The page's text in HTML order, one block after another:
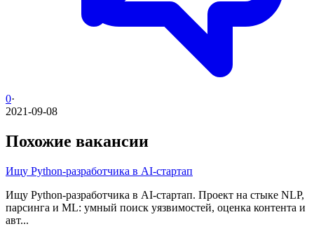
0·
2021-09-08
Похожие вакансии
Ищу Python-разработчика в AI-стартап
Ищу Python-разработчика в AI-стартап. Проект на стыке NLP,
парсинга и ML: умный поиск уязвимостей, оценка контента и
авт...